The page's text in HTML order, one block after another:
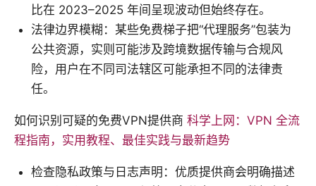
比在 2023–2025 年间呈现波动但始终存在。
法律边界模糊：某些免费梯子把“代理服务”包装为
公共资源，实则可能涉及跨境数据传输与合规风
险，用户在不同司法辖区可能承担不同的法律责
任。
如何识别可疑的免费VPN提供商 科学上网：VPN 全流
程指南，实用教程、最佳实践与最新趋势
检查隐私政策与日志声明：优质提供商会明确描述